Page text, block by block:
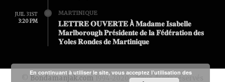
JUIL 31ST
3:20 PM
MARTINIQUE
𝐋𝐄𝐓𝐓𝐑𝐄 𝐎𝐔𝐕𝐄𝐑𝐓𝐄 À 𝐌𝐚𝐝𝐚𝐦𝐞 𝐈𝐬𝐚𝐛𝐞𝐥𝐥𝐞
𝐌𝐚𝐫𝐥𝐛𝐨𝐫𝐨𝐮𝐠𝐡 𝐏𝐫é𝐬𝐢𝐝𝐞𝐧𝐭𝐞 𝐝𝐞 𝐥𝐚 𝐅é𝐝é𝐫𝐚𝐭𝐢𝐨𝐧 𝐝𝐞𝐬
𝐘𝐨𝐥𝐞𝐬 𝐑𝐨𝐧𝐝𝐞𝐬 𝐝𝐞 𝐌𝐚𝐫𝐭𝐢𝐧𝐢𝐪𝐮𝐞
Bondamanjak.com 1994-2020 - Tous droits réservés
En continuant à utiliser le site, vous acceptez l’utilisation des